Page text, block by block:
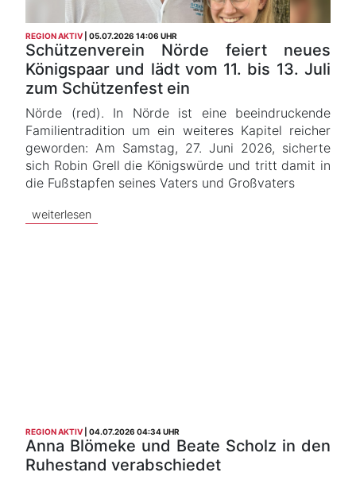
REGION AKTIV 05.07.2026 14:06 UHR
Schützenverein Nörde feiert neues
Königspaar und lädt vom 11. bis 13. Juli
zum Schützenfest ein
Nörde (red). In Nörde ist eine beeindruckende
Familientradition um ein weiteres Kapitel reicher
geworden: Am Samstag, 27. Juni 2026, sicherte
sich Robin Grell die Königswürde und tritt damit in
die Fußstapfen seines Vaters und Großvaters
weiterlesen
REGION AKTIV 04.07.2026 04:34 UHR
Anna Blömeke und Beate Scholz in den
Ruhestand verabschiedet